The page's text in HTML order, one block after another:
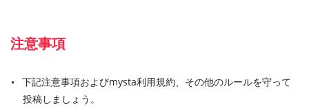
注意事項
下記注意事項およびmysta利用規約、その他のルールを守って
投稿しましょう。